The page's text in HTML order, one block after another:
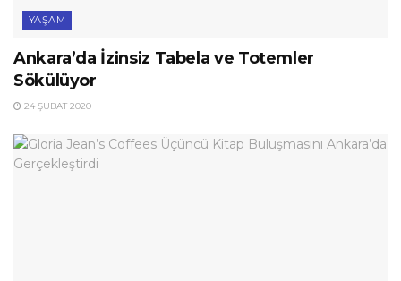
YAŞAM
Ankara’da İzinsiz Tabela ve Totemler
Sökülüyor
24 ŞUBAT 2020